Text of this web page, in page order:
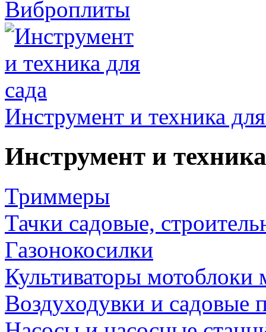
Виброплиты
Инструмент и техника
Инструмент и
Триммеры
Тачки садовые,
Газонокосилки
Культиваторы мотоблоки
Воздуходувки и садовые